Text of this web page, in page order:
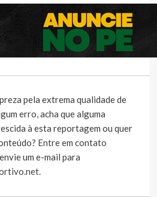
preza pela extrema qualidade de
erro, acha que alguma
à esta reportagem ou quer
Entre em contato
um e-mail para
.